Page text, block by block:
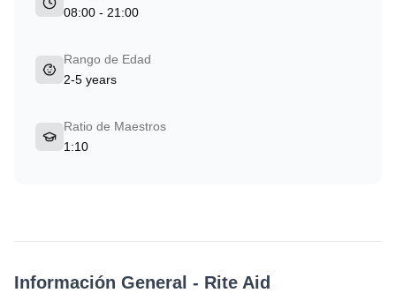
Información General - Rite Aid
08:00 - 21:00
Rango de Edad
2-5 years
Ratio de Maestros
1:10